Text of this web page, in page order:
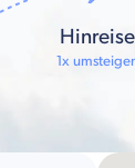
Hinreise
1x